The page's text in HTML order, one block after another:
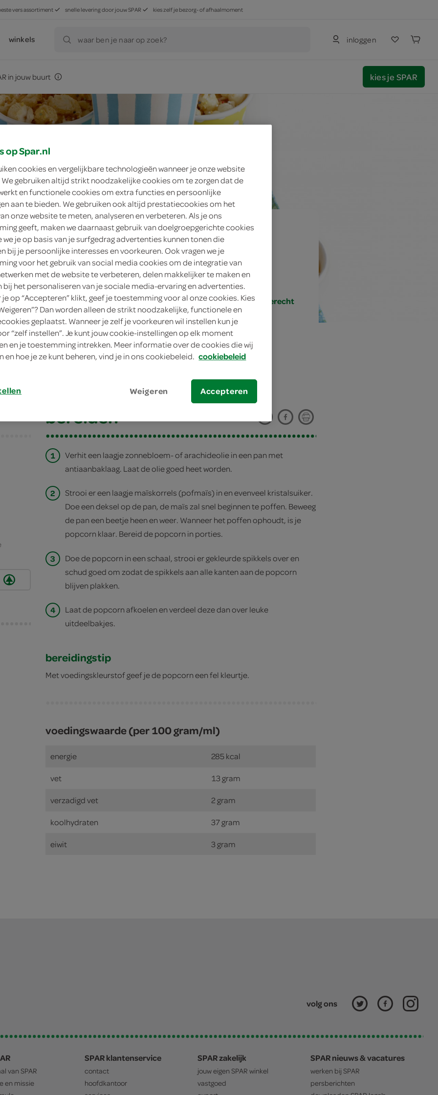
vers assortiment snelle levering door jouw SPAR kies zelf je bezorg- of afhaalmoment
winkels waar ben je naar op zoek? inloggen
in jouw buurt kies je SPAR
4 personen
eenvoudig
10 min.
klein gerecht/snack, klein gerecht
bereiden
1
Verhit een laagje zonnebloem- of arachideolie in een pan met
antiaanbaklaag. Laat de olie goed heet worden.
2
Strooi er een laagje maïskorrels (pofmaïs) in en evenveel kristalsuiker.
Doe een deksel op de pan, de maïs zal snel beginnen te poffen. Beweeg
de pan een beetje heen en weer. Wanneer het poffen ophoudt, is je
popcorn klaar. Bereid de popcorn in porties.
3
Doe de popcorn in een schaal, strooi er gekleurde spikkels over en
schud goed om zodat de spikkels aan alle kanten aan de popcorn
blijven plakken.
4
Laat de popcorn afkoelen en verdeel deze dan over leuke
uitdeelbakjes.
bereidingstip
Met voedingskleurstof geef je de popcorn een fel kleurtje.
voedingswaarde (per 100 gram/ml)
energie 285 kcal
vet 13 gram
verzadigd vet 2 gram
koolhydraten 37 gram
eiwit 3 gram
volg ons
van SPAR
en missie
SPAR klantenservice
contact
hoofdkantoor
SPAR zakelijk
jouw eigen SPAR winkel
vastgoed
SPAR nieuws & vacatures
werken bij SPAR
persberichten
op Spar.nl
cookies en vergelijkbare technologieën wanneer je onze website
gebruiken altijd strikt noodzakelijke cookies om te zorgen dat de
en functionele cookies om extra functies en persoonlijke
aan te bieden. We gebruiken ook altijd prestatiecookies om het
onze website te meten, analyseren en verbeteren. Als je ons
geeft, maken we daarnaast gebruik van doelgroepgerichte cookies
we je op basis van je surfgedrag advertenties kunnen tonen die
bij je persoonlijke interesses en voorkeuren. Ook vragen we je
voor het gebruik van social media cookies om de integratie van
met de website te verbeteren, delen makkelijker te maken en
bij het personaliseren van je sociale media-ervaring en advertenties.
je op “Accepteren” klikt, geef je toestemming voor al onze cookies. Kies
Dan worden alleen de strikt noodzakelijke, functionele en
geplaatst. Wanneer je zelf je voorkeuren wil instellen kun je
“zelf instellen”. Je kunt jouw cookie-instellingen op elk moment
en je toestemming intrekken. Meer informatie over de cookies die wij
en hoe je ze kunt beheren, vind je in ons cookiebeleid. cookiebeleid
Weigeren Accepteren